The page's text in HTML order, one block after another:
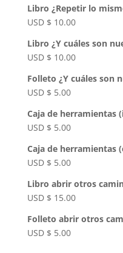
Libro ¿Repetir lo
USD $ 10.00
Libro ¿Y cuáles son
USD $ 10.00
Folleto ¿Y cuáles son
USD $ 5.00
Caja de herramientas
USD $ 5.00
Caja de herramientas
USD $ 5.00
Libro abrir otros
USD $ 15.00
Folleto abrir otros
USD $ 5.00